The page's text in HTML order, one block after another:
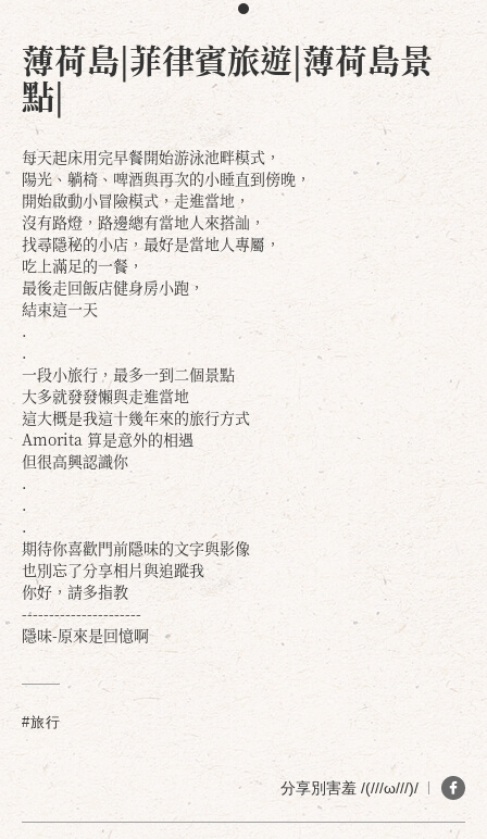
薄荷島|菲律賓旅遊|薄荷島景
點|
每天起床用完早餐開始游泳池畔模式，
陽光、躺椅、啤酒與再次的小睡直到傍晚，
開始啟動小冒險模式，走進當地，
沒有路燈，路邊總有當地人來搭訕，
找尋隱秘的小店，最好是當地人專屬，
吃上滿足的一餐，
最後走回飯店健身房小跑，
結束這一天
.
.
一段小旅行，最多一到二個景點
大多就發發懶與走進當地
這大概是我這十幾年來的旅行方式
Amorita 算是意外的相遇
但很高興認識你
.
.
.
期待你喜歡門前隱味的文字與影像
也別忘了分享相片與追蹤我
你好，請多指教
----------------------
隱味-原來是回憶啊
#旅行
分享別害羞 /(///ω///)/
取消